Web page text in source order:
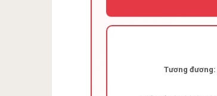
Tương đương: